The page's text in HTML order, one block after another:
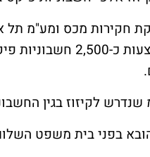
מכס ומע"מ תל
לניכוי מס תשומות
בגין החשבוניות עומד
בפני בית משפט